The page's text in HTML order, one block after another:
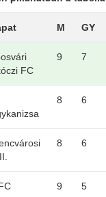
M GY
FC
9 7
8 6
8 6
9 5